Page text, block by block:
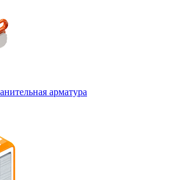
арматура